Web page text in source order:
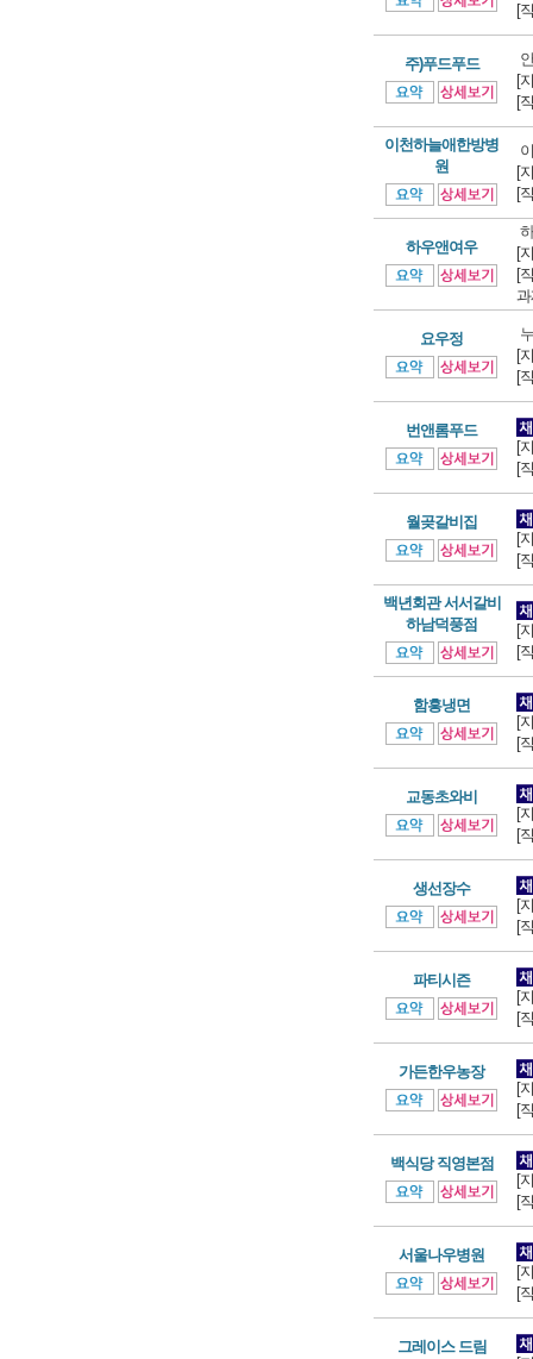
[
주)푸드푸드
[
[
이천하늘애한방병
원
[
[
하우앤여우
[
[
요우정
[
[
번앤롬푸드
[
[
월곶갈비집
[
[
백년회관 서서갈비
하남덕풍점
[
[
함흥냉면
[
[
교동초와비
[
[
생선장수
[
[
파티시즌
[
[
가든한우농장
[
[
백식당 직영본점
[
[
서울나우병원
[
[
그레이스 드림